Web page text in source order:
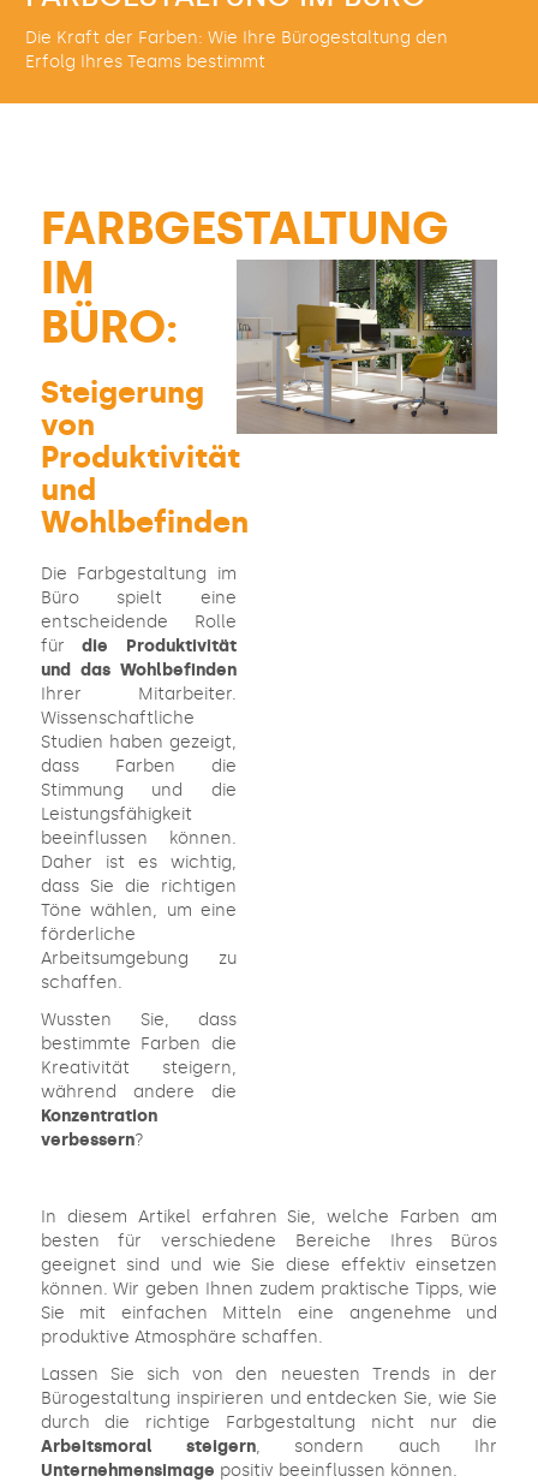
Die Kraft der Farben: Wie Ihre Bürogestaltung den
Erfolg Ihres Teams bestimmt
FARBGESTALTUNG
IM
BÜRO:
Steigerung
von
Produktivität
und
Wohlbefinden
Die Farbgestaltung im
Büro spielt eine
entscheidende Rolle
fürdie Produktivität
und das Wohlbefinden
Ihrer Mitarbeiter.
Wissenschaftliche
Studien haben gezeigt,
dass Farben die
Stimmung und die
Leistungsfähigkeit
beeinflussen können.
Daher ist es wichtig,
dass Sie die richtigen
Töne wählen, um eine
förderliche
Arbeitsumgebung zu
schaffen.
Wussten Sie, dass
bestimmte Farben die
Kreativität steigern,
während andere die
Konzentration
verbessern?
In diesem Artikel erfahren Sie, welche Farben am
besten für verschiedene Bereiche Ihres Büros
geeignet sind und wie Sie diese effektiv einsetzen
können. Wir geben Ihnen zudem praktische Tipps, wie
Sie mit einfachen Mitteln eine angenehme und
produktive Atmosphäre schaffen.
Lassen Sie sich von den neuesten Trends in der
Bürogestaltung inspirieren und entdecken Sie, wie Sie
durch die richtige Farbgestaltung nicht nur die
Arbeitsmoral steigern, sondern auch Ihr
Unternehmensimage positiv beeinflussen können.